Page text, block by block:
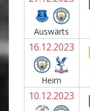
Auswärts
16.12.2023
Heim
10.12.2023